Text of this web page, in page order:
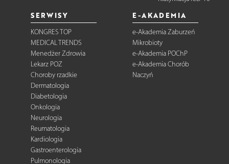
SERWISY
KONGRES TOP
MEDICAL TRENDS
Menedżer Zdrowia
Lekarz POZ
Choroby rzadkie
Dermatologia
Diabetologia
Onkologia
Neurologia
Reumatologia
Kardiologia
Gastroenterologia
Pulmonologia
E-AKADEMIA
e-Akademia Zaburzeń
Mikrobioty
e-Akademia POChP
e-Akademia Chorób
Naczyń